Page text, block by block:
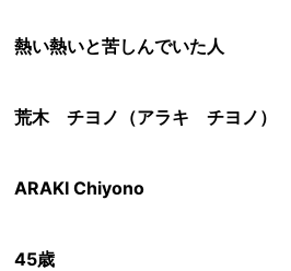
熱い熱いと苦しんでいた人
荒木 チヨノ（アラキ チヨノ）
ARAKI Chiyono
45歳